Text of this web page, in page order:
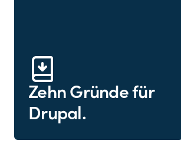
Zehn Gründe für
Drupal.